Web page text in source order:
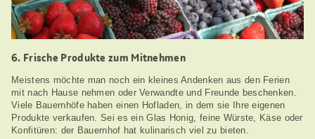
6. Frische Produkte zum Mitnehmen
Meistens möchte man noch ein kleines Andenken aus den Ferien
mit nach Hause nehmen oder Verwandte und Freunde beschenken.
Viele Bauernhöfe haben einen Hofladen, in dem sie Ihre eigenen
Produkte verkaufen. Sei es ein Glas Honig, feine Würste, Käse oder
Konfitüren: der Bauernhof hat kulinarisch viel zu bieten.